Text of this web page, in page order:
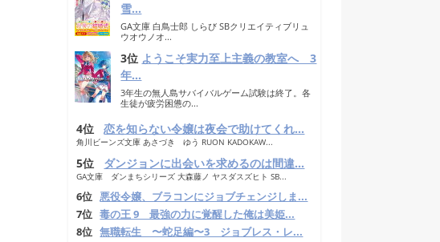
雪...
GA文庫 白鳥士郎 しらび SBクリエイティブリュ
ウオウノオ...
3位 ようこそ実力至上主義の教室へ 3
年...
3年生の無人島サバイバルゲーム試験は終了。各
生徒が疲労困憊の...
4位 恋を知らない令嬢は夜会で助けてくれ...
角川ビーンズ文庫 あさづき ゆう RUON KADOKAW...
5位 ダンジョンに出会いを求めるのは間違...
GA文庫 ダンまちシリーズ 大森藤ノ ヤスダスズヒト SB...
6位 悪役令嬢、ブラコンにジョブチェンジしま...
7位 毒の王 9 最強の力に覚醒した俺は美姫...
8位 無職転生 〜蛇足編〜3 ジョブレス・レ...